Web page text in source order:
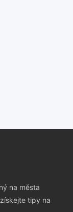
na města
tipy na